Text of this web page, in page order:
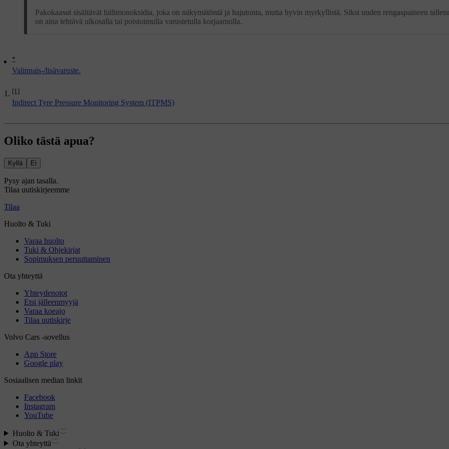
Pakokaasut sisältävät hiilimonoksidia, joka on näkymätöntä ja hajutonta, mutta hyvin myrkyllistä. Siksi uuden rengaspaineen
on aina tehtävä ulkosalla tai poistoimulla varustetulla korjaamolla.
*
Valinnais-/lisävaruste.
[1]
Indirect Tyre Pressure Monitoring System (ITPMS)
Oliko tästä apua?
Kyllä Ei